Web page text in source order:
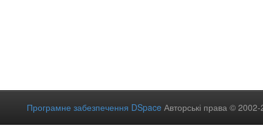
Програмне забезпечення DSpace Авторські права ©